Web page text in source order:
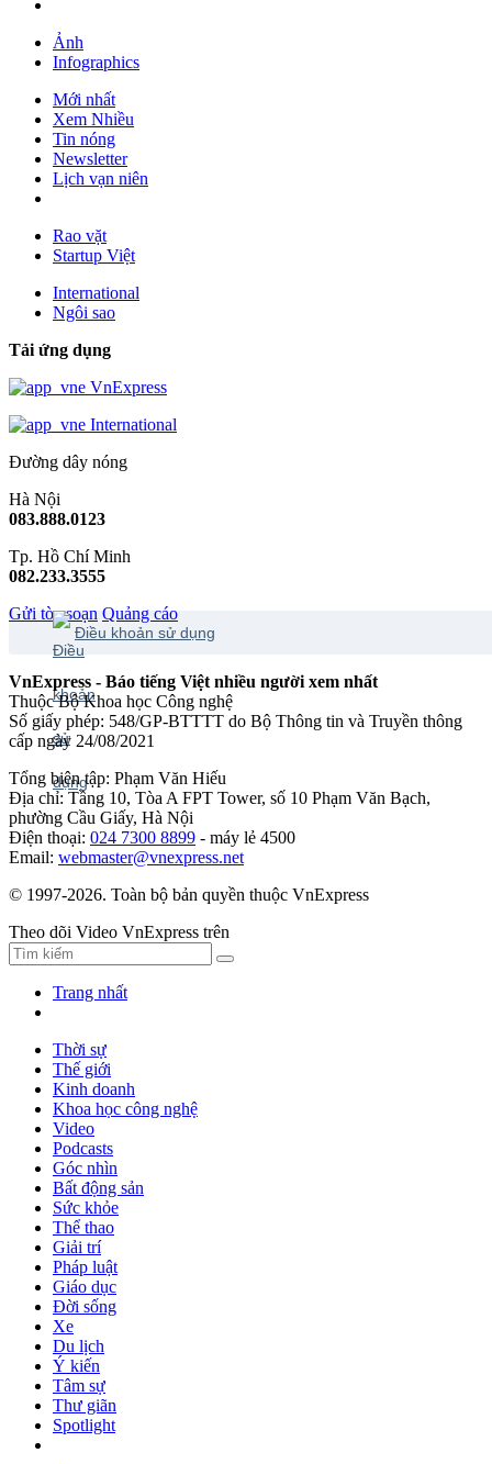
Ảnh
Infographics
Mới nhất
Xem Nhiều
Tin nóng
Newsletter
Lịch vạn niên
Rao vặt
Startup Việt
International
Ngôi sao
Tải ứng dụng
VnExpress
International
Đường dây nóng
Hà Nội
083.888.0123
Tp. Hồ Chí Minh
082.233.3555
Gửi tòa soạn Quảng cáo
Điều khoản sử dụng
VnExpress - Báo tiếng Việt nhiều người xem nhất
Thuộc Bộ Khoa học Công nghệ
Số giấy phép: 548/GP-BTTTT do Bộ Thông tin và Truyền thông
cấp ngày 24/08/2021
Tổng biên tập: Phạm Văn Hiếu
Địa chỉ: Tầng 10, Tòa A FPT Tower, số 10 Phạm Văn Bạch,
phường Cầu Giấy, Hà Nội
Điện thoại: 024 7300 8899 - máy lẻ 4500
Email: webmaster@vnexpress.net
© 1997-2026. Toàn bộ bản quyền thuộc VnExpress
Theo dõi Video VnExpress trên
Trang nhất
Thời sự
Thế giới
Kinh doanh
Khoa học công nghệ
Video
Podcasts
Góc nhìn
Bất động sản
Sức khỏe
Thể thao
Giải trí
Pháp luật
Giáo dục
Đời sống
Xe
Du lịch
Ý kiến
Tâm sự
Thư giãn
Spotlight